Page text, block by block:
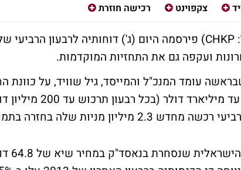
צקפוינט רכישה חוזרת
עומד המנכ"ל והמייסד, גיל שוויד, על כוונת
של מניותיה בהיקף של
שלה בחזרה בתמורה ל-135.1 מיליון דולר.